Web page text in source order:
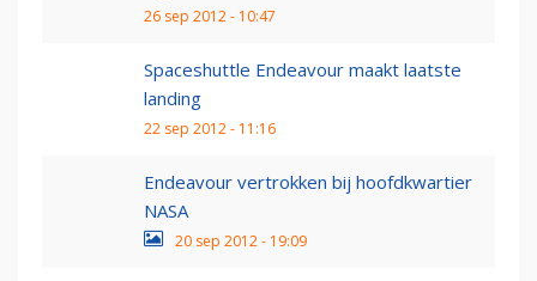
26 sep 2012 - 10:47
Spaceshuttle Endeavour maakt laatste
landing
22 sep 2012 - 11:16
Endeavour vertrokken bij hoofdkwartier
NASA
20 sep 2012 - 19:09